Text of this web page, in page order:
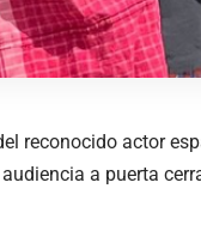
reconocido actor
a puerta